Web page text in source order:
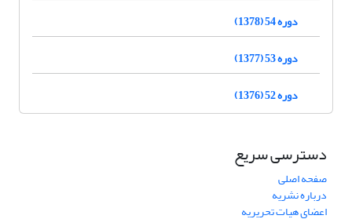
دوره 54 (1378)
دوره 53 (1377)
دوره 52 (1376)
دسترسی سریع
صفحه اصلی
درباره نشریه
اعضای هیات تحریریه